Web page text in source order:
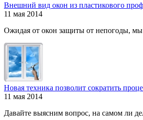
Внешний вид окон из пластикового
11 мая 2014
Ожидая от окон защиты от непогоды,
Новая техника позволит сократить
11 мая 2014
Давайте выясним вопрос, на самом ли